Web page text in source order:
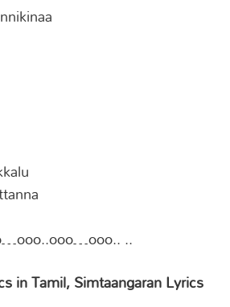
..
in Tamil, Simtaangaran Lyrics